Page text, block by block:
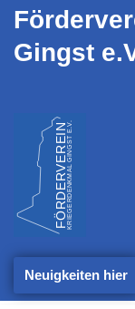
Zum
Gingst
Neuigkeiten hier